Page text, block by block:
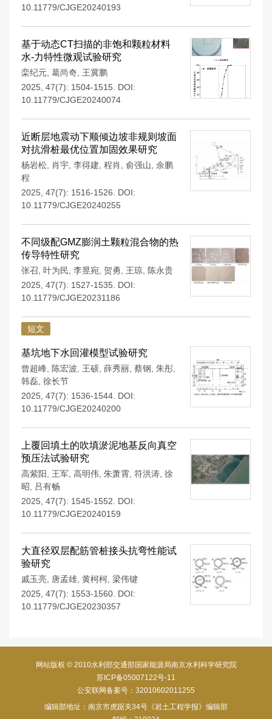
10.11779/CJGE20240193
基于动态CT扫描的非饱和颗粒材料
水-力特性微观试验研究
栾纪元 葛尚奇 王冀鹏
2025, 47(7): 1504-1515.
DOI:
10.11779/CJGE20240074
近断层地震动下顺倾边坡非规则坡面
对抗滑桩最优位置加固效果研究
杨岩松 肖宇 李得建 程肖 俞强山 余鹏
程
2025, 47(7): 1516-1526.
DOI:
10.11779/CJGE20240255
不同级配GMZ膨润土颗粒混合物的热
传导特性研究
张召 叶为民 李昱宛 贺勇 王琼
陈永贵
2025, 47(7): 1527-1535.
DOI:
10.11779/CJGE20231186
短文
基坑地下水回灌模型试验研究
曾超峰 陈宏波 王硕 薛秀丽 蔡钢 朱彤
韩磊 徐长节
2025, 47(7): 1536-1544. DOI:
10.11779/CJGE20240200
上覆回填土的吹填淤泥地基反向真空
预压法试验研究
高紫阳 王军 高明伟 朱萧霄 符洪涛 徐
昭
吕有畅
2025, 47(7): 1545-1552.
DOI:
10.11779/CJGE20240159
大直径双层配筋管桩接头抗弯性能试
验研究
戚玉亮 唐孟雄 黄柯柯 梁伟键
2025, 47(7): 1553-1560. DOI:
10.11779/CJGE20230357
网站版权 © 2010水利部交通部国家能源局南京水利科学研究院
苏ICP备05007122号-11
公安联网备案号：32010602011255
编辑部地址：南京市虎踞关34号《岩土工程学报》编辑部